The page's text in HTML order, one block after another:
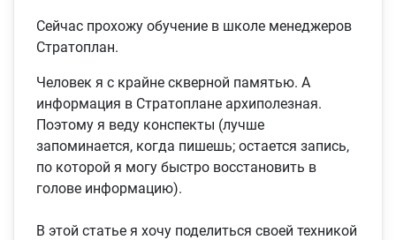
Сейчас прохожу обучение в школе менеджеров
Стратоплан.
Человек я с крайне скверной памятью. А
информация в Стратоплане архиполезная.
Поэтому я веду конспекты (лучше
запоминается, когда пишешь; остается запись,
по которой я могу быстро восстановить в
голове информацию).
В этой статье я хочу поделиться своей техникой